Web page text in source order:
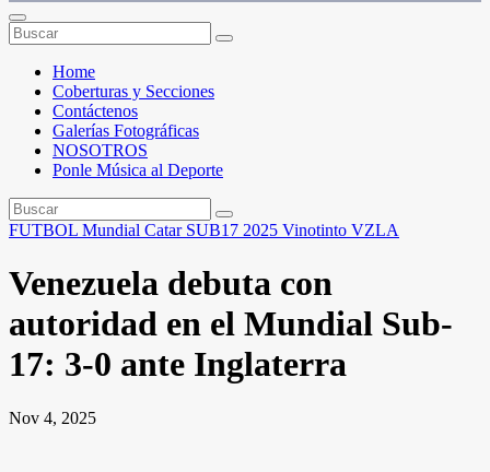
Home
Coberturas y Secciones
Contáctenos
Galerías Fotográficas
NOSOTROS
Ponle Música al Deporte
FUTBOL Mundial Catar SUB17 2025 Vinotinto VZLA
Venezuela debuta con
autoridad en el Mundial Sub-
17: 3-0 ante Inglaterra
Nov 4, 2025